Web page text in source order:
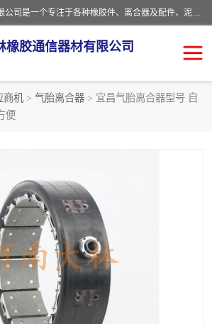
河南大林橡胶通信器材有限公司是一个专注于各种橡胶件、离合器及配件、泥浆泵及配件等产品设计制造和加工的企业。产品应用于矿山、冶金、石油、钢铁、化工、水泥、船舶、造纸、通用机械等各种大功率机械传动或制动装置。
橡胶通信器材有限公司
商机 > 气胎离合器 > 宜昌气胎离合器型号 自
便
气胎离合器
气动元件
CB离合器
实芯轮胎